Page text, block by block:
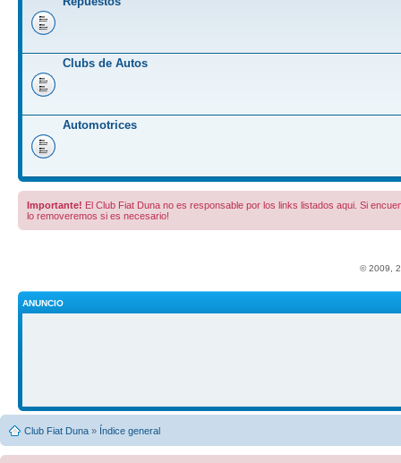
Clubs de Autos
Automotrices
Importante! El Club Fiat Duna no es responsable por los links listados aqui. Si
lo removeremos si es necesario!
© 2009,
ANUNCIO
Club Fiat Duna » Índice general